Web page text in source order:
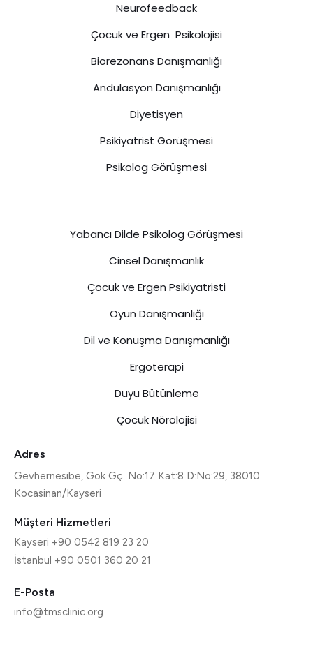
Neurofeedback
Çocuk ve Ergen Psikolojisi
Biorezonans Danışmanlığı
Andulasyon Danışmanlığı
Diyetisyen
Psikiyatrist Görüşmesi
Psikolog Görüşmesi
Yabancı Dilde Psikolog Görüşmesi
Cinsel Danışmanlık
Çocuk ve Ergen Psikiyatristi
Oyun Danışmanlığı
Dil ve Konuşma Danışmanlığı
Ergoterapi
Duyu Bütünleme
Çocuk Nörolojisi
Adres
Gevhernesibe, Gök Gç. No:17 Kat:8 D:No:29, 38010
Kocasinan/Kayseri
Müşteri Hizmetleri
Kayseri +90 0542 819 23 20
İstanbul +90 0501 360 20 21
E-Posta
info@tmsclinic.org